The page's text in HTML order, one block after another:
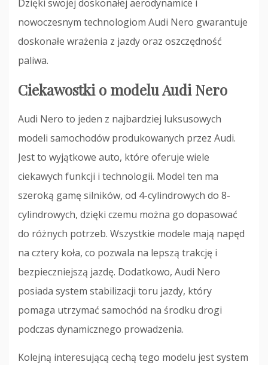
Dzięki swojej doskonałej aerodynamice i
nowoczesnym technologiom Audi Nero gwarantuje
doskonałe wrażenia z jazdy oraz oszczędność
paliwa.
Ciekawostki o modelu Audi Nero
Audi Nero to jeden z najbardziej luksusowych
modeli samochodów produkowanych przez Audi.
Jest to wyjątkowe auto, które oferuje wiele
ciekawych funkcji i technologii. Model ten ma
szeroką gamę silników, od 4-cylindrowych do 8-
cylindrowych, dzięki czemu można go dopasować
do różnych potrzeb. Wszystkie modele mają napęd
na cztery koła, co pozwala na lepszą trakcję i
bezpieczniejszą jazdę. Dodatkowo, Audi Nero
posiada system stabilizacji toru jazdy, który
pomaga utrzymać samochód na środku drogi
podczas dynamicznego prowadzenia.
Kolejną interesującą cechą tego modelu jest system